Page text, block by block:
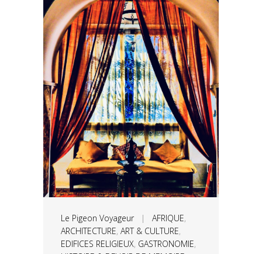
Le Pigeon Voyageur| AFRIQUE,
ARCHITECTURE, ART & CULTURE,
EDIFICES RELIGIEUX, GASTRONOMIE,